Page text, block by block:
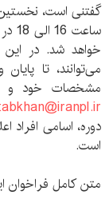
خواهد شد. در این
مشخصات خود و
دوره، اسامی افراد
است.
متن کامل فراخوان